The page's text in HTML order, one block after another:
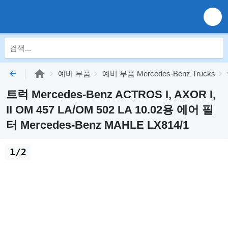
예비 부품 예비 부품 Mercedes-Benz Trucks
트럭 Mercedes-Benz ACTROS I, AXOR I,
II OM 457 LA/OM 502 LA 10.02용 에어 필
터 Mercedes-Benz MAHLE LX814/1
1/2